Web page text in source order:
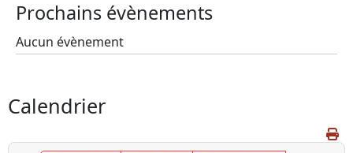
Prochains évènements
Aucun évènement
Calendrier